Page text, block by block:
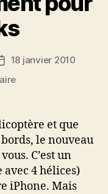
de
18 janvier 2010
sur
Parrot
le
gadget
du
moment
pour
et que
le nouveau
C’est un
4 hélices)
iPhone. Mais